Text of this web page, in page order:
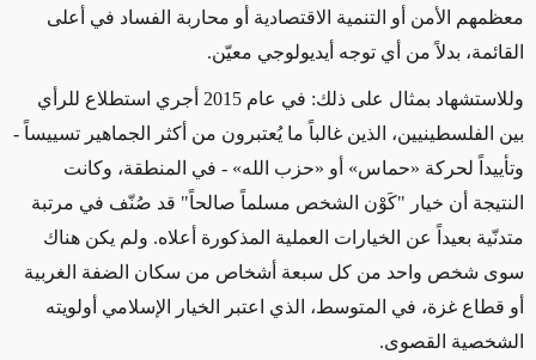
معظمهم الأمن أو التنمية الاقتصادية أو محاربة الفساد في أعلى
القائمة، بدلاً من أي توجه أيديولوجي معيّن.
وللاستشهاد بمثال على ذلك: في عام 2015 أجري استطلاع للرأي
بين الفلسطينيين، الذين غالباً ما يُعتبرون من أكثر الجماهير تسييساً -
وتأييداً لحركة «حماس» أو «حزب الله» - في المنطقة، وكانت
النتيجة أن خيار "كَوْن الشخص مسلماً صالحاً" قد صُنّف في مرتبة
متدنّية بعيداً عن الخيارات العملية المذكورة أعلاه. ولم يكن هناك
سوى شخص واحد من كل سبعة أشخاص من سكان الضفة الغربية
أو قطاع غزة، في المتوسط، الذي اعتبر الخيار الإسلامي أولويته
الشخصية القصوى.